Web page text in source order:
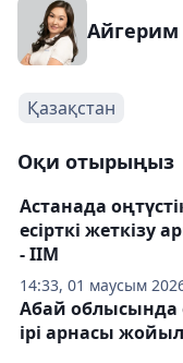
Айгерим
Қазақстан
Оқи отырыңыз
14:33, 01 маусым
Астанада
есірткі жеткізу
- ІІМ
Абай облысында
ірі арнасы